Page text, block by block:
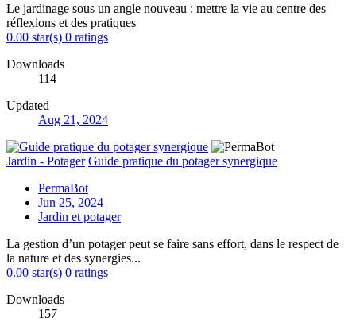
Le jardinage sous un angle nouveau : mettre la vie au centre des
réflexions et des pratiques
0.00 star(s) 0 ratings
Downloads
114
Updated
Aug 21, 2024
Jardin - Potager Guide pratique du potager synergique
PermaBot
Jun 25, 2024
Jardin et potager
La gestion d’un potager peut se faire sans effort, dans le respect de
la nature et des synergies...
0.00 star(s) 0 ratings
Downloads
157